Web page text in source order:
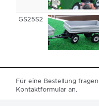
GS25S2
Für eine Bestellung
Kontaktformular an.